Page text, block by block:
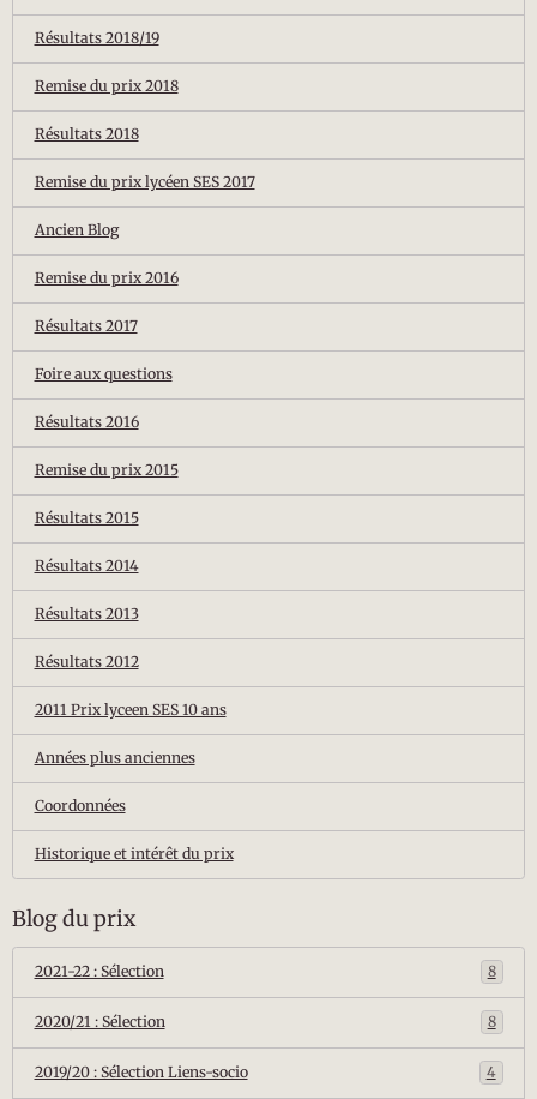
Résultats 2018/19
Remise du prix 2018
Résultats 2018
Remise du prix lycéen SES 2017
Ancien Blog
Remise du prix 2016
Résultats 2017
Foire aux questions
Résultats 2016
Remise du prix 2015
Résultats 2015
Résultats 2014
Résultats 2013
Résultats 2012
2011 Prix lyceen SES 10 ans
Années plus anciennes
Coordonnées
Historique et intérêt du prix
Blog du prix
2021-22 : Sélection 8
2020/21 : Sélection 8
2019/20 : Sélection Liens-socio 4